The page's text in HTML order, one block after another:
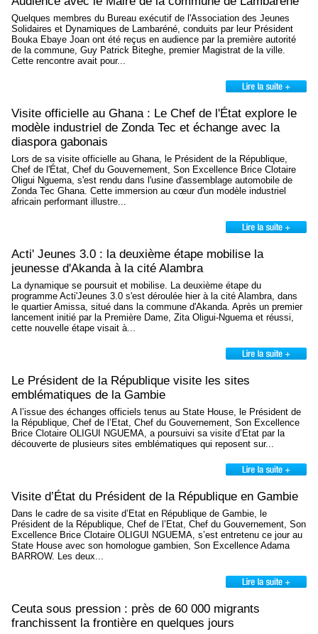
Quelques membres du Bureau exécutif de l'Association des Jeunes
Solidaires et Dynamiques de Lambaréné, conduits par leur Président
Bouka Ebaye Joan ont été reçus en audience par la première autorité
de la commune, Guy Patrick Biteghe, premier Magistrat de la ville.
Cette rencontre avait pour...
Visite officielle au Ghana : Le Chef de l'État explore le
modèle industriel de Zonda Tec et échange avec la
diaspora gabonais
Lors de sa visite officielle au Ghana, le Président de la République,
Chef de l'État, Chef du Gouvernement, Son Excellence Brice Clotaire
Oligui Nguema, s'est rendu dans l'usine d'assemblage automobile de
Zonda Tec Ghana. Cette immersion au cœur d'un modèle industriel
africain performant illustre...
Acti' Jeunes 3.0 : la deuxième étape mobilise la
jeunesse d'Akanda à la cité Alambra
La dynamique se poursuit et mobilise. La deuxième étape du
programme Acti'Jeunes 3.0 s'est déroulée hier à la cité Alambra, dans
le quartier Amissa, situé dans la commune d'Akanda. Après un premier
lancement initié par la Première Dame, Zita Oligui-Nguema et réussi,
cette nouvelle étape visait à...
Le Président de la République visite les sites
emblématiques de la Gambie
A l’issue des échanges officiels tenus au State House, le Président de
la République, Chef de l’Etat, Chef du Gouvernement, Son Excellence
Brice Clotaire OLIGUI NGUEMA, a poursuivi sa visite d’Etat par la
découverte de plusieurs sites emblématiques qui reposent sur...
Visite d’État du Président de la République en Gambie
Dans le cadre de sa visite d’Etat en République de Gambie, le
Président de la République, Chef de l’Etat, Chef du Gouvernement, Son
Excellence Brice Clotaire OLIGUI NGUEMA, s’est entretenu ce jour au
State House avec son homologue gambien, Son Excellence Adama
BARROW. Les deux...
Ceuta sous pression : près de 60 000 migrants
franchissent la frontière en quelques jours